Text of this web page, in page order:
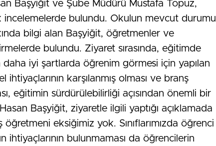
Başyiğit ve Şube Müdürü Mustafa Topuz,
incelemelerde bulundu. Okulun mevcut durumu
bilgi alan Başyiğit, öğretmenler ve
bulundu. Ziyaret sırasında, eğitimde
daha iyi şartlarda öğrenim görmesi için yapılan
ihtiyaçlarının karşılanmış olması ve branş
eğitimin sürdürülebilirliği açısından önemli bir
Başyiğit, ziyaretle ilgili yaptığı açıklamada
eksiğimiz yok. Sınıflarımızda öğrenci
ihtiyaçlarının bulunmaması da öğrencilerin